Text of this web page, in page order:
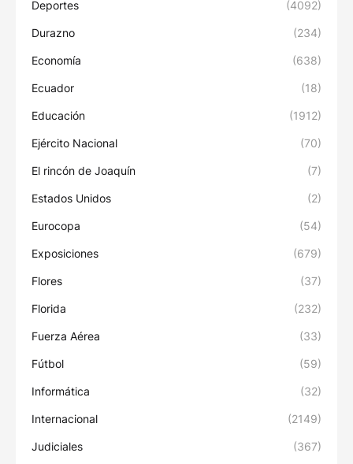
Deportes (4092)
Durazno (234)
Economía (638)
Ecuador (18)
Educación (1912)
Ejército Nacional (70)
El rincón de Joaquín (7)
Estados Unidos (2)
Eurocopa (54)
Exposiciones (679)
Flores (37)
Florida (232)
Fuerza Aérea (33)
Fútbol (59)
Informática (32)
Internacional (2149)
Judiciales (367)